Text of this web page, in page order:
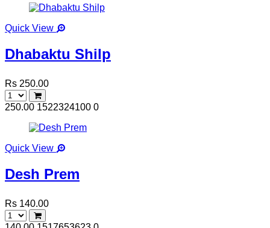
Quick View
Dhabaktu Shilp
Rs 250.00
250.00 1522324100 0
Quick View
Desh Prem
Rs 140.00